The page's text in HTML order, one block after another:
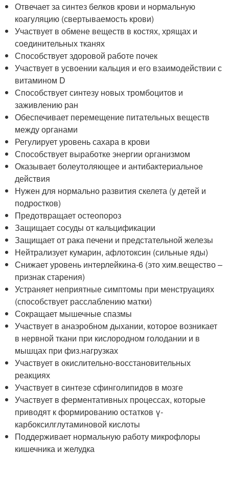
Отвечает за синтез белков крови и нормальную
коагуляцию (свертываемость крови)
Участвует в обмене веществ в костях, хрящах и
соединительных тканях
Способствует здоровой работе почек
Участвует в усвоении кальция и его взаимодействии с
витамином D
Способствует синтезу новых тромбоцитов и
заживлению ран
Обеспечивает перемещение питательных веществ
между органами
Регулирует уровень сахара в крови
Способствует выработке энергии организмом
Оказывает болеутоляющее и антибактериальное
действия
Нужен для нормально развития скелета (у детей и
подростков)
Предотвращает остеопороз
Защищает сосуды от кальцификации
Защищает от рака печени и предстательной железы
Нейтрализует кумарин, афлотоксин (сильные яды)
Снижает уровень интерлейкина-6 (это хим.вещество –
признак старения)
Устраняет неприятные симптомы при менструациях
(способствует расслаблению матки)
Сокращает мышечные спазмы
Участвует в анаэробном дыхании, которое возникает
в нервной ткани при кислородном голодании и в
мышцах при физ.нагрузках
Участвует в окислительно-восстановительных
реакциях
Участвует в синтезе сфинголипидов в мозге
Участвует в ферментативных процессах, которые
приводят к формированию остатков γ-
карбоксилглутаминовой кислоты
Поддерживает нормальную работу микрофлоры
кишечника и желудка